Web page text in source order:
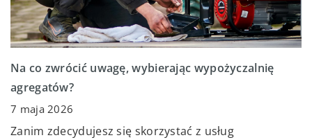
Na co zwrócić uwagę, wybierając wypożyczalnię
agregatów?
7 maja 2026
Zanim zdecydujesz się skorzystać z usług